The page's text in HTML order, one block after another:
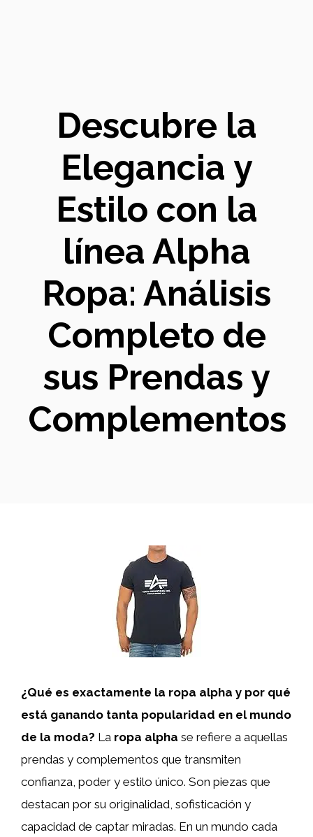
Descubre la
Elegancia y
Estilo con la
línea Alpha
Ropa: Análisis
Completo de
sus Prendas y
Complementos
¿Qué es exactamente la ropa alpha y por qué
está ganando tanta popularidad en el mundo
de la moda? La ropa alpha se refiere a aquellas
prendas y complementos que transmiten
confianza, poder y estilo único. Son piezas que
destacan por su originalidad, sofisticación y
capacidad de captar miradas. En un mundo cada